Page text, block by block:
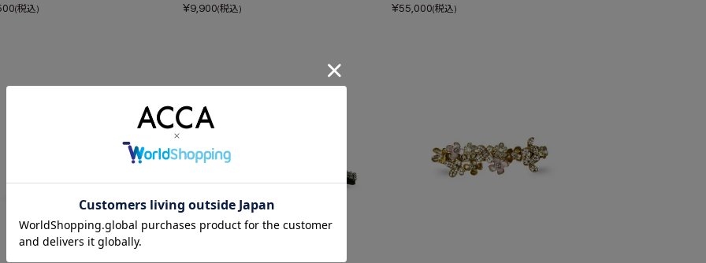
(税込) ¥9,900(税込) ¥55,000(税込)